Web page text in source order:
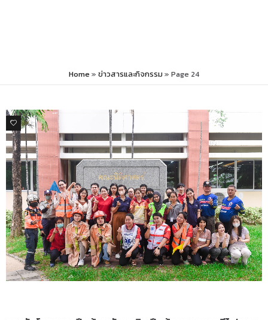
Home» ข่าวสารและกิจกรรม» Page 24
0